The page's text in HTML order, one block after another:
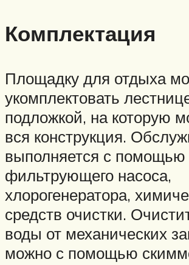
Комплектация
Площадку для отдыха
укомплектовать
подложкой, на которую
вся конструкция.
выполняется с помощью
фильтрующего насоса,
хлорогенератора,
средств очистки.
воды от механических
можно с помощью